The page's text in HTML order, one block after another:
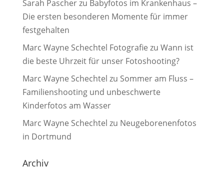
Sarah Pascherzu Babyfotos im Krankenhaus –
Die ersten besonderen Momente für immer
festgehalten
Marc Wayne Schechtel Fotografie zu Wann ist
die beste Uhrzeit für unser Fotoshooting?
Marc Wayne Schechtel zu Sommer am Fluss –
Familienshooting und unbeschwerte
Kinderfotos am Wasser
Marc Wayne Schechtel zu Neugeborenenfotos
in Dortmund
Archiv